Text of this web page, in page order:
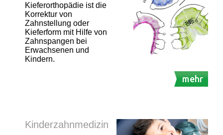
Kieferorthopädie ist die
Korrektur von
Zahnstellung oder
Kieferform mit Hilfe von
Zahnspangen bei
Erwachsenen und
Kindern.
mehr
Kinderzahnmedizin